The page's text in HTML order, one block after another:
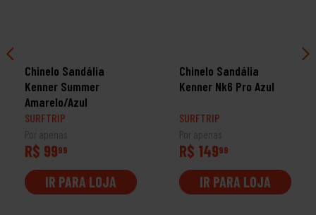
Chinelo Sandália
Kenner Summer
Amarelo/Azul
SURFTRIP
Por apenas
R$ 9999
IR PARA LOJA
Chinelo Sandália
Kenner Nk6 Pro Azul
SURFTRIP
Por apenas
R$ 14999
IR PARA LOJA